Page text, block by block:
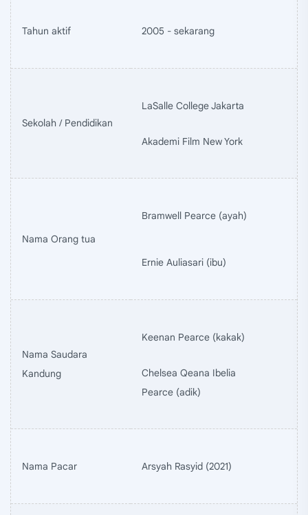
Tahun aktif 2005 - sekarang
Sekolah / Pendidikan
LaSalle College Jakarta
Akademi Film New York
Nama Orang tua
Bramwell Pearce (ayah)
Ernie Auliasari (ibu)
Nama Saudara
Kandung
Keenan Pearce (kakak)
Chelsea Qeana Ibelia
Pearce (adik)
Nama Pacar Arsyah Rasyid (2021)